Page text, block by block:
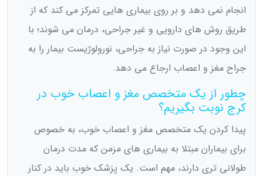
انجام نمی دهد و بر روی بیماری هایی تمرکز می کند که از
طریق روش های دارویی و غیر جراحی، درمان می شوند؛ با
این وجود در صورت نیاز به جراحی، نورولوژیست بیمار را به
جراح مغز و اعصاب ارجاع می دهد.
چطور از یک متخصص مغز و اعصاب خوب در
کرج نوبت بگیریم؟
پیدا کردن یک متخصص مغز و اعصاب خوب، به خصوص
برای بیماران مبتلا به بیماری های مزمن که مدت درمان
طولانی تری دارند، مهم است. یک پزشک خوب باید در کنار